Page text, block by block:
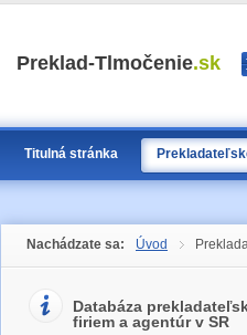
Preklad-Tlmočenie.sk
Titulná stránka
Nachádzate sa: Úvod
Databáza
firiem a agentúr v SR